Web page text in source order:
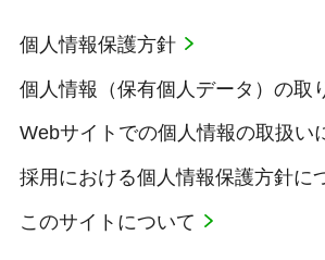
個人情報保護方針
個人情報（保有個人データ）の取
Webサイトでの個人情報の取扱い
採用における個人情報保護方針に
このサイトについて